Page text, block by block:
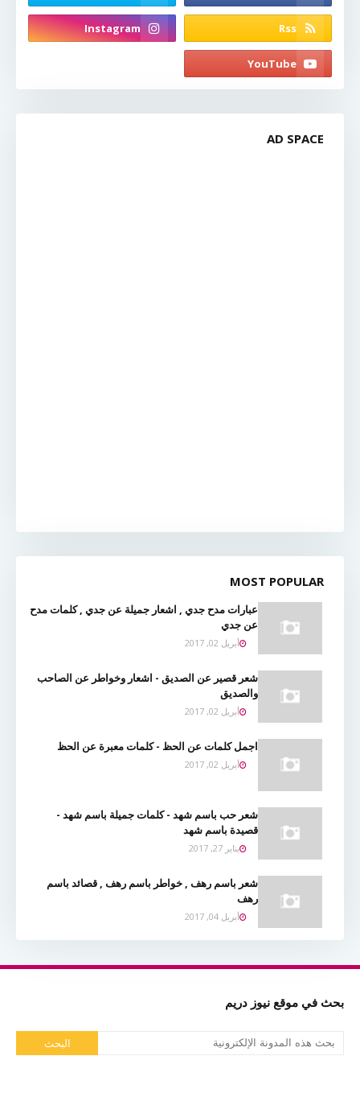
AD SPACE
MOST POPULAR
عبارات مدح جدي , اشعار جميلة عن جدي , كلمات مدح
عن جدي
أبريل 02, 2017
شعر قصير عن الصديق - اشعار وخواطر عن الصاحب
والصديق
أبريل 02, 2017
اجمل كلمات عن الحظ - كلمات معبرة عن الحظ
أبريل 02, 2017
شعر حب باسم شهد - كلمات جميلة باسم شهد -
قصيدة باسم شهد
يناير 27, 2017
شعر باسم رهف , خواطر باسم رهف , قصائد باسم
رهف
أبريل 04, 2017
بحث في موقع نيوز دريم